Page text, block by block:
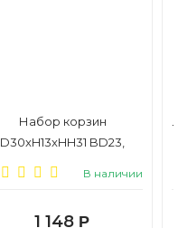
Набор корзин
D30xH13xHH31 BD23,
В наличии
1 148 Р